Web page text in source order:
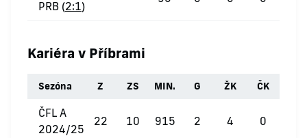
PRB (2:1)
Kariéra v Příbrami
Sezóna Z ZS MIN. G ŽK ČK
ČFL A
2024/25
22 10 915 2 4 0